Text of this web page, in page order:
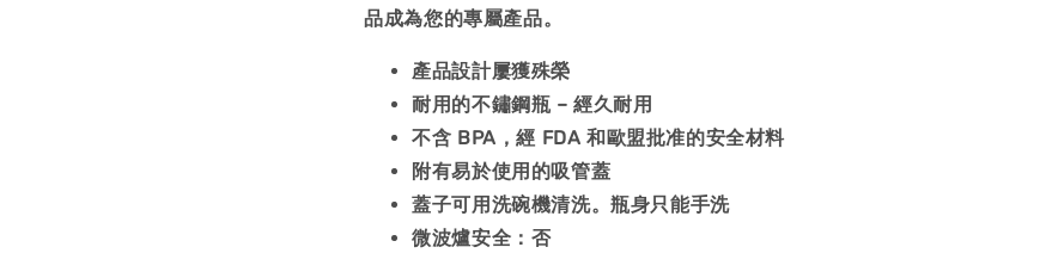
品成為您的專屬產品。
產品設計屢獲殊榮
耐用的不鏽鋼瓶 – 經久耐用
不含 BPA，經 FDA 和歐盟批准的安全材料
附有易於使用的吸管蓋
蓋子可用洗碗機清洗。瓶身只能手洗
微波爐安全：否